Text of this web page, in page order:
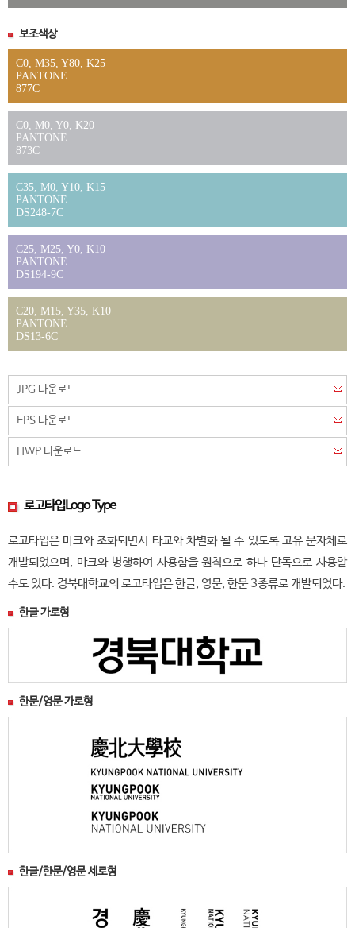
보조색상
C0, M35, Y80, K25
PANTONE
877C
C0, M0, Y0, K20
PANTONE
873C
C35, M0, Y10, K15
PANTONE
DS248-7C
C25, M25, Y0, K10
PANTONE
DS194-9C
C20, M15, Y35, K10
PANTONE
DS13-6C
JPG 다운로드
EPS 다운로드
HWP 다운로드
로고타입Logo Type
로고타입은 마크와 조화되면서 타교와 차별화 될 수 있도록 고유 문자체로
개발되었으며, 마크와 병행하여 사용함을 원칙으로 하나 단독으로 사용할
수도 있다. 경북대학교의 로고타입은 한글, 영문, 한문 3종류로 개발되었다.
한글 가로형
한문/영문 가로형
한글/한문/영문 세로형